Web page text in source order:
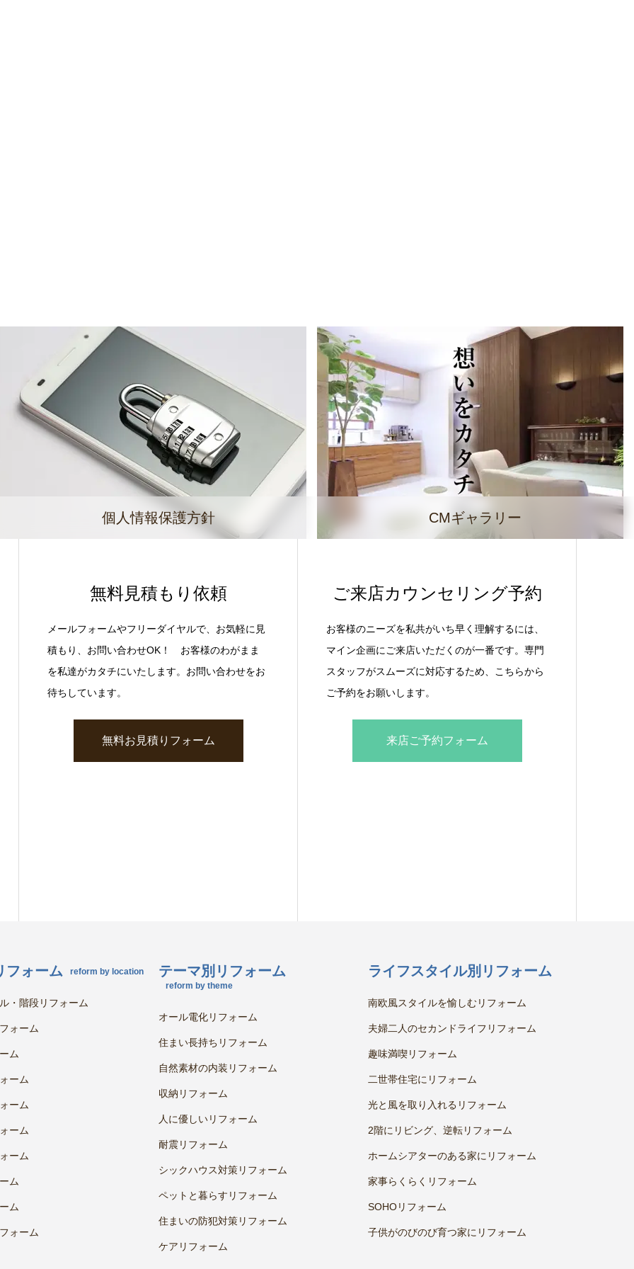
個人情報保護方針 CMギャラリー
無料見積もり依頼
メールフォームやフリーダイヤルで、お気軽に見
積もり、お問い合わせOK！ お客様のわがまま
を私達がカタチにいたします。お問い合わせをお
待ちしています。
無料お見積りフォーム
ご来店カウンセリング予約
お客様のニーズを私共がいち早く理解するには、
マイン企画にご来店いただくのが一番です。専門
スタッフがスムーズに対応するため、こちらから
ご予約をお願いします。
来店ご予約フォーム
フォーム reform by location
・階段リフォーム
ォーム
ム
ーム
ーム
ーム
ーム
ム
ム
ォーム
テーマ別リフォーム
reform by theme
オール電化リフォーム
住まい長持ちリフォーム
自然素材の内装リフォーム
収納リフォーム
人に優しいリフォーム
耐震リフォーム
シックハウス対策リフォーム
ペットと暮らすリフォーム
住まいの防犯対策リフォーム
ケアリフォーム
ライフスタイル別リフォーム
南欧風スタイルを愉しむリフォーム
夫婦二人のセカンドライフリフォーム
趣味満喫リフォーム
二世帯住宅にリフォーム
光と風を取り入れるリフォーム
2階にリビング、逆転リフォーム
ホームシアターのある家にリフォーム
家事らくらくリフォーム
SOHOリフォーム
子供がのびのび育つ家にリフォーム